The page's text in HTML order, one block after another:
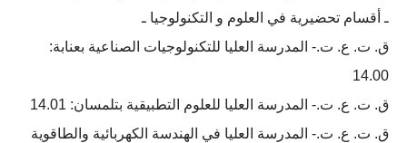
ـ أقسام تحضيرية في العلوم و التكنولوجيا ـ
ق. ت. ع. ت.- المدرسة العلیا للتكنولوجیات الصناعیة بعنابة:
14.00
ق. ت. ع. ت.- المدرسة العلیا للعلوم التطبیقیة بتلمسان: 14.01
ق. ت. ع. ت.- المدرسة العلیا في الھندسة الكھربائیة والطاقویة